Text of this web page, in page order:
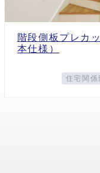
階段側板プレカ
本仕様）
住宅関